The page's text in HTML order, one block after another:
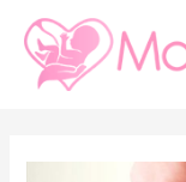
contenido